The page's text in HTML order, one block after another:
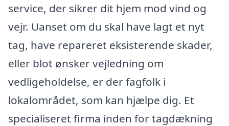
service, der sikrer dit hjem mod vind og
vejr. Uanset om du skal have lagt et nyt
tag, have repareret eksisterende skader,
eller blot ønsker vejledning om
vedligeholdelse, er der fagfolk i
lokalområdet, som kan hjælpe dig. Et
specialiseret firma inden for tagdækning